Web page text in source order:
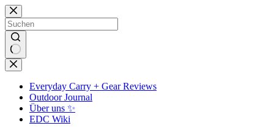
Zum
Inhalt
springen
Keine
Ergebnisse
Everyday Carry + Gear Reviews
Outdoor Journal
Über uns ✨
EDC Wiki